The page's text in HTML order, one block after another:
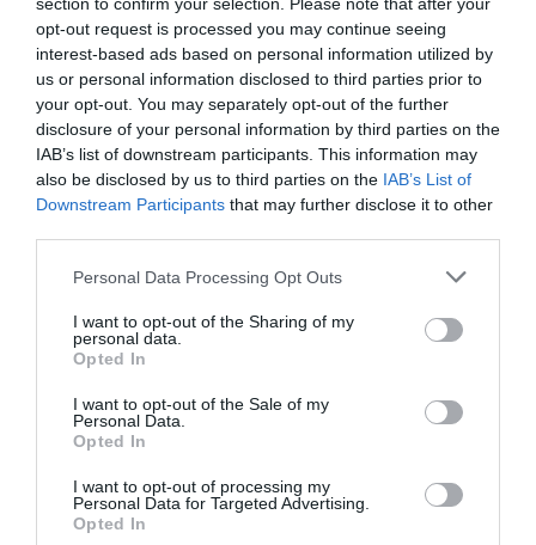
opt-out request is processed you may continue seeing
interest-based ads based on personal information utilized by
us or personal information disclosed to third parties prior to
your opt-out. You may separately opt-out of the further
disclosure of your personal information by third parties on the
IAB’s list of downstream participants. This information may
also be disclosed by us to third parties on the IAB’s List of
Downstream Participants that may further disclose it to other
Personal Data Processing Opt Outs
I want to opt-out of the Sharing of my
personal data.
Opted In
I want to opt-out of the Sale of my
Personal Data.
Opted In
I want to opt-out of processing my
Personal Data for Targeted Advertising.
Opted In
okablowania
1.000 metr
Kategoria 6
Materiał izolacji
kabla
PVC - polyvinyl chloride
Typ wtyczki 1 1 x RJ45
Czarny
konfiguracji oraz zmian występujących w procesie produkcyjnym.
INFORMACJE HANDLOWE
Kod producenta